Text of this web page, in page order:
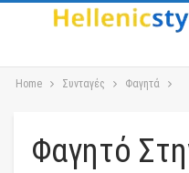
Home Συνταγές Φαγητά
Φαγητό